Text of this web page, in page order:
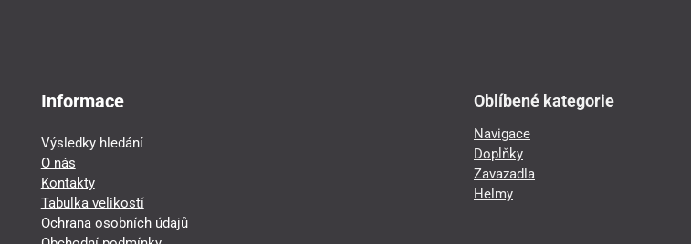
Informace
Výsledky hledání
O nás
Kontakty
Tabulka velikostí
Ochrana osobních údajů
Oblíbené kategorie
Navigace
Doplňky
Zavazadla
Helmy